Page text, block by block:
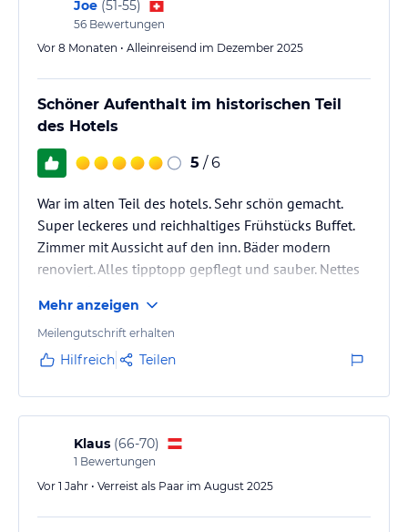
Tagen in der Woche in kulinarischen Geschichten in und aus Tirol.
Sport und Unterhaltung
Das Schloss Mitterhart liegt direkt am Inntalradweg, der sich
perfekt für schöne Radtouren entlang des Flusses eignet. Die
Umgebung bietet auch viele Möglichkeiten zum Wandern und
Erkunden der Natur. Für Ausflüge in die Umgebung stehen Ihnen
kostenlose Parkplätze zur Verfügung. Die Autobahn A12 ist nur 5
Fahrminuten entfernt und ermöglicht Ihnen eine einfache Anreise
Hinweis: Allgemeine und unverbindliche
Hoteliers-/Veranstalter-/Kataloginformationen. Alle Angaben
ohne Gewähr und ohne Prüfung durch HolidayCheck. Bitte
jeweiligen Veranstalters.
Joe (51-55)
56 Bewertungen
Vor 8 Monaten • Alleinreisend im Dezember 2025
Schöner Aufenthalt im historischen Teil
des Hotels
5 / 6
War im alten Teil des hotels. Sehr schön gemacht.
Super leckeres und reichhaltiges Frühstücks Buffet.
Zimmer mit Aussicht auf den inn. Bäder modern
renoviert. Alles tipptopp gepflegt und sauber. Nettes
Mehr anzeigen
Meilengutschrift erhalten
Hilfreich Teilen
Klaus (66-70)
1 Bewertungen
Vor 1 Jahr • Verreist als Paar im August 2025